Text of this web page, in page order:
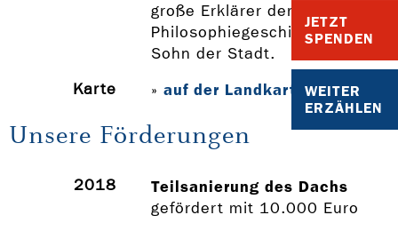
JETZT
SPENDEN
WEITER
ERZÄHLEN
große Erklärer der
Philosophiegeschichte, ist ein
Sohn der Stadt.
Karte
» auf der Landkarte anzeigen
Unsere Förderungen
2018 Teilsanierung des Dachs
gefördert mit 10.000 Euro